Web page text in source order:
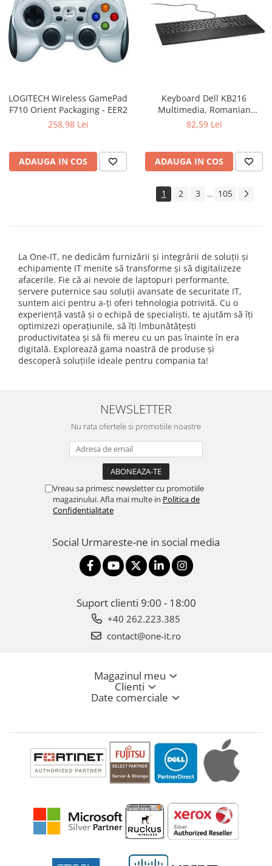
LOGITECH Wireless GamePad
F710 Orient Packaging - EER2
258,98 Lei
ADAUGA IN COS
Keyboard Dell KB216
Multimedia, Romanian
(QWERTZ), Black
82,59 Lei
ADAUGA IN COS
1 2 3 ... 105
La One-IT, ne dedicăm furnizării și integrării de soluții și
echipamente IT menite să transforme și să digitalizeze
afacerile. Fie că ai nevoie de laptopuri performante,
servere puternice sau soluții avansate de securitate IT,
suntem aici pentru a-ți oferi tehnologia potrivită. Cu o
experiență vastă și o echipă de specialiști, te ajutăm să îți
optimizezi operațiunile, să îți îmbunătățești
productivitatea și să fii mereu cu un pas înainte în era
digitală. Explorează gama noastră de produse și
descoperă soluțiile ideale pentru compania ta!
NEWSLETTER
Nu rata ofertele si promotiile noastre
Vreau sa primesc newsletter cu promotiile
magazinului. Afla mai multe in Politica de
Confidentialitate
Social Urmareste-ne in social media
Suport clienti 9:00 - 18:00
+40 262.223.385
contact@one-it.ro
Magazinul meu
Clienti
Date comerciale